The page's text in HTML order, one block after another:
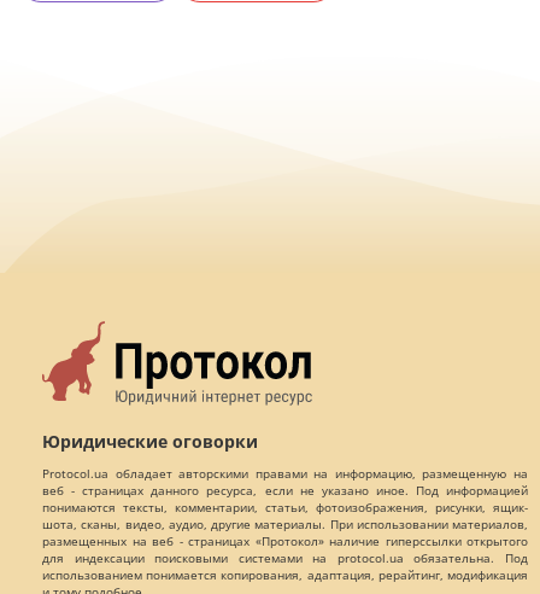
Юридические оговорки
Protocol.ua обладает авторскими правами на информацию, размещенную на
веб - страницах данного ресурса, если не указано иное. Под информацией
понимаются тексты, комментарии, статьи, фотоизображения, рисунки, ящик-
шота, сканы, видео, аудио, другие материалы. При использовании материалов,
размещенных на веб - страницах «Протокол» наличие гиперссылки открытого
для индексации поисковыми системами на protocol.ua обязательна. Под
использованием понимается копирования, адаптация, рерайтинг, модификация